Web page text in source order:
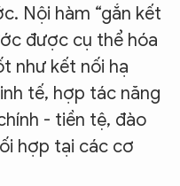
Nội hàm “gắn kết
được cụ thể hóa
như kết nối hạ
tế, hợp tác năng
- tiền tệ, đào
hợp tại các cơ